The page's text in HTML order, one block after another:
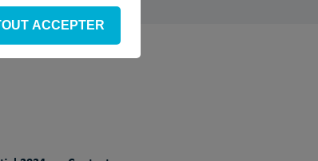
ACCEPTER